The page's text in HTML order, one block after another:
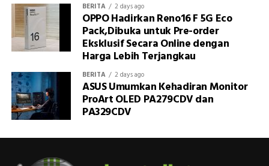
BERITA 2 days ago
OPPO Hadirkan Reno16 F 5G Eco
Pack,Dibuka untuk Pre-order
Eksklusif Secara Online dengan
Harga Lebih Terjangkau
BERITA 2 days ago
ASUS Umumkan Kehadiran Monitor
ProArt OLED PA279CDV dan
PA329CDV